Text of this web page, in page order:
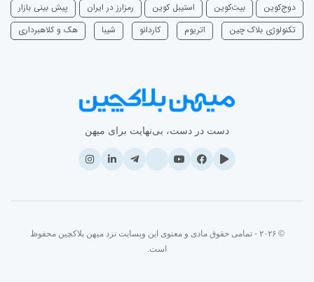
دوج‌کوین
بیت‌کوین استیبل کوین رمزارز در ایران
پیش بینی بازار
تکنولوژی بلاک چین
اتریوم ‌کاردانو شیبا هک و کلاهبرداری
دست در دست، بی‌نهایت برای میهن
© ۲۰۲۶ - تمامی حقوق مادی و معنوی این وبسایت نزد میهن بلاکچین محفوظ
است.